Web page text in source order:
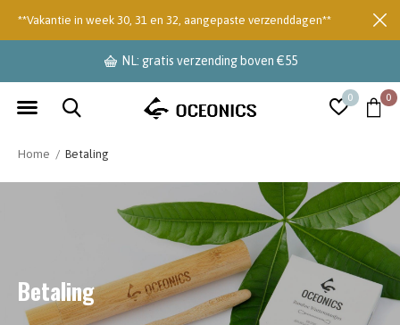
0 0
NL: gratis verzending boven €55
**Vakantie in week 30, 31 en 32, aangepaste verzenddagen**
Home Betaling
Betaling